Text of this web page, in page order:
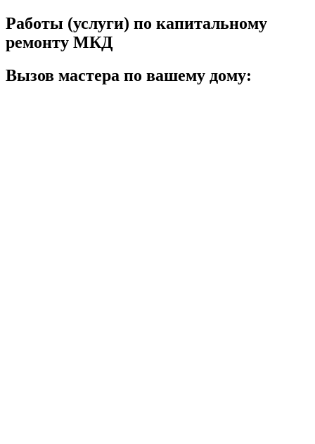
Работы (услуги) по капитальному
ремонту МКД
Вызов мастера по вашему дому: